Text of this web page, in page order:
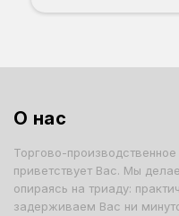
О нас
Торгово-
приветствует Вас. Мы
опираясь на триаду:
задерживаем Вас ни